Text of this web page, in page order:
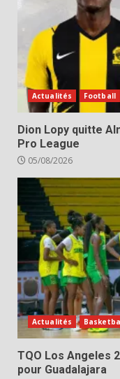
Actualités Football
Dion Lopy quitte
Pro League
05/08/2026
Actualités
TQO Los Angeles
pour Guadalajara